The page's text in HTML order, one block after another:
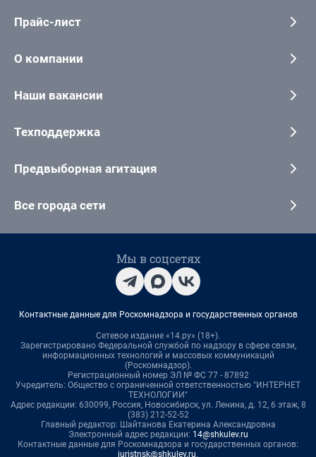
Прайс-лист
О компании
Наши вакансии
Техподдержка
Предвыборная агитация
Все города сети
Мы в соцсетях
Контактные данные для Роскомнадзора и государственных органов
Сетевое издание «14.ру» (18+).
Зарегистрировано Федеральной службой по надзору в сфере связи,
информационных технологий и массовых коммуникаций
(Роскомнадзор).
Регистрационный номер ЭЛ № ФС 77 - 87892
Учредитель: Общество с ограниченной ответственностью "ИНТЕРНЕТ
ТЕХНОЛОГИИ"
Адрес редакции: 630099, Россия, Новосибирск, ул. Ленина, д. 12, 6 этаж, 8
(383) 212-52-52
Главный редактор: Шайтанова Екатерина Александровна
Электронный адрес редакции: 14@shkulev.ru
Контактные данные для Роскомнадзора и государственных органов:
juristnsk@shkulev.ru.